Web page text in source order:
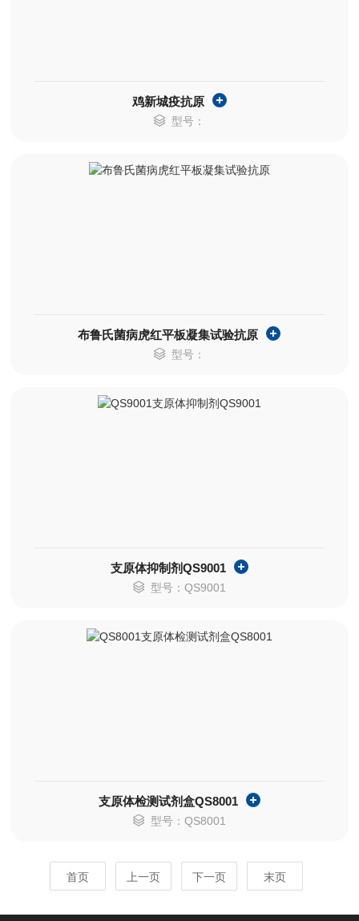
鸡新城疫抗原
型号：
布鲁氏菌病虎红平板凝集试验抗原
型号：
支原体抑制剂QS9001
型号：QS9001
支原体检测试剂盒QS8001
型号：QS8001
首页 上一页 下一页 末页